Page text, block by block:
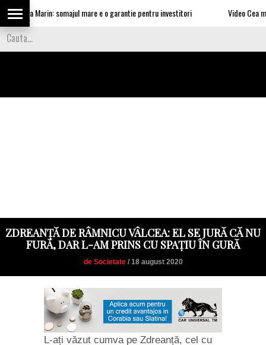
Marin: somajul mare e o garantie pentru investitori Video Cea mai
ZDREANȚĂ DE RÂMNICU VÂLCEA: EL SE JURĂ CĂ NU
FURĂ, DAR L-AM PRINS CU SPAȚIU ÎN GURĂ
de Societate/ 18 august 2020
L-ați văzut cumva pe Zdreanță, cel cu